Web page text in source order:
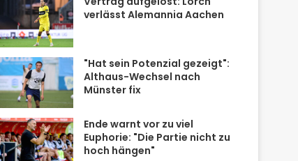
verlässt Alemannia Aachen
"Hat sein Potenzial gezeigt":
Althaus-Wechsel nach
Münster fix
Ende warnt vor zu viel
Euphorie: "Die Partie nicht zu
hoch hängen"